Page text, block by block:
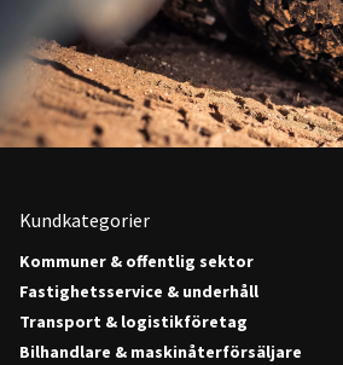
Kundkategorier
Kommuner & offentlig sektor
Fastighetsservice & underhåll
Transport & logistikföretag
Bilhandlare & maskinåterförsäljare